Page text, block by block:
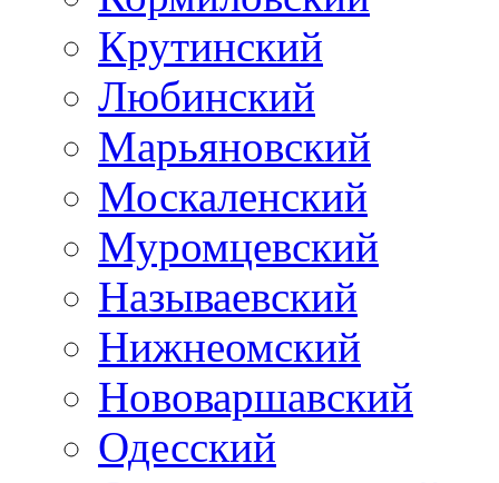
Крутинский
Любинский
Марьяновский
Москаленский
Муромцевский
Называевский
Нижнеомский
Нововаршавский
Одесский